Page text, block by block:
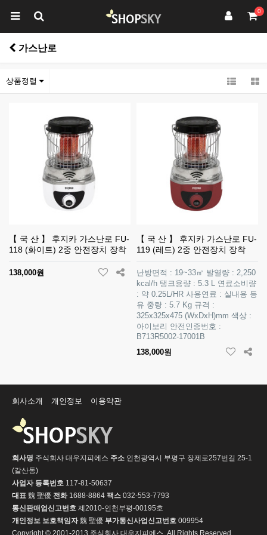
0
가스난로
상품정렬
【 국 산 】 후지카 가스난로 FU-
118 (화이트) 2중 안전장치 장착
138,000원
【 국 산 】 후지카 가스난로 FU-
119 (레드) 2중 안전장치 장착
난방면적 : 19~33㎡ 발열량 : 2,250
kcal/h 탱크용량 : 5.3 L 연료소비량
: 약 0.25L/HR 사용연료 : 실내용 등
유 중량 : 5.7 Kg 규격 :
325x325x475 (WxDxH)mm 색상 :
아이보리 안전인증번호 :
B713R5002-17001B
138,000원
회사소개 개인정보 이용약관
회사명 주식회사 대우지피에스 주소 인천광역시 부평구 장제로257번길 25-1
(갈산동)
사업자 등록번호 117-81-50637
대표 魏 聖優 전화1688-8864 팩스 032-553-7793
통신판매업신고번호 제2010-인천부평-00195호
개인정보 보호책임자魏 聖優 부가통신사업신고번호 009954
Copyright © 2001-2013 주식회사 대우지피에스. All Rights Reserved.